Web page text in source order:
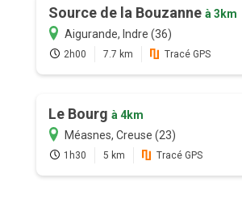
Source de la Bouzanne à 3km
Aigurande, Indre (36)
2h00 7.7 km Tracé GPS
Le Bourg à 4km
Méasnes, Creuse (23)
1h30 5 km Tracé GPS